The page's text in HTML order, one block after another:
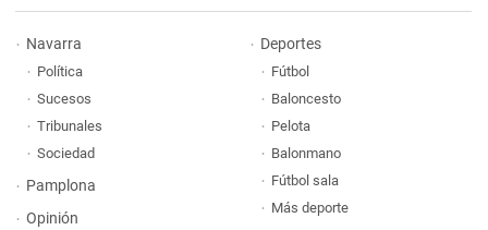
Navarra
Política
Sucesos
Tribunales
Sociedad
Pamplona
Opinión
Deportes
Fútbol
Baloncesto
Pelota
Balonmano
Fútbol sala
Más deporte